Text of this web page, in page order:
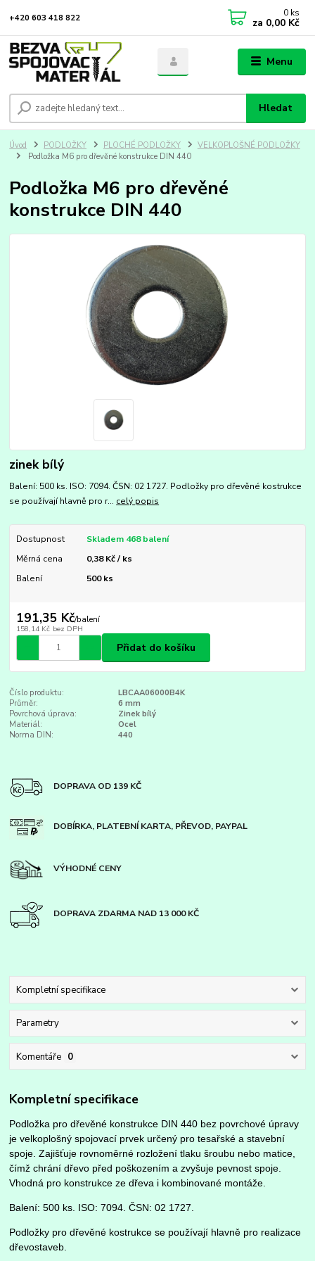
Menu
Hledat
+420 603 418 822 0 ks
za 0,00 Kč
Úvod PODLOŽKY PLOCHÉ PODLOŽKY
VELKOPLOŠNÉ PODLOŽKY
Podložka M6 pro dřevěné konstrukce DIN 440
Podložka M6 pro dřevěné
konstrukce DIN 440
zinek bílý
Balení: 500 ks. ISO: 7094. ČSN: 02 1727. Podložky pro dřevěné kostrukce
se používají hlavně pro r... celý popis
Dostupnost
Skladem 468 balení
Měrná cena
0,38 Kč / ks
Balení
500 ks
191,35 Kč/balení
158,14 Kč bez DPH
Přidat do košíku
Číslo produktu:
LBCAA06000B4K
Průměr:
6 mm
Povrchová úprava:
Zinek bílý
Materiál:
Ocel
Norma DIN:
440
DOPRAVA OD 139 KČ
DOBÍRKA, PLATEBNÍ KARTA, PŘEVOD, PAYPAL
VÝHODNÉ CENY
DOPRAVA ZDARMA NAD 13 000 KČ
Kompletní specifikace
Parametry
Komentáře 0
Kompletní specifikace
Podložka pro dřevěné konstrukce DIN 440 bez povrchové úpravy
je velkoplošný spojovací prvek určený pro tesařské a stavební
spoje. Zajišťuje rovnoměrné rozložení tlaku šroubu nebo matice,
čímž chrání dřevo před poškozením a zvyšuje pevnost spoje.
Vhodná pro konstrukce ze dřeva i kombinované montáže.
Balení: 500 ks. ISO: 7094. ČSN: 02 1727.
Podložky pro dřevěné kostrukce se používají hlavně pro realizace
dřevostaveb.